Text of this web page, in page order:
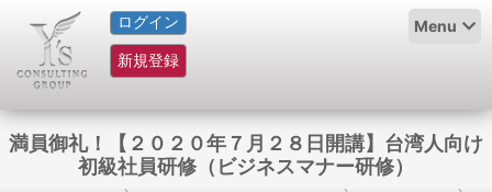
ログイン
新規登録
Menu
HOME
サービス紹介
コラム
グループ概要
満員御礼！【２０２０年７月２８日開講】台湾人向け
初級社員研修（ビジネスマナー研修）